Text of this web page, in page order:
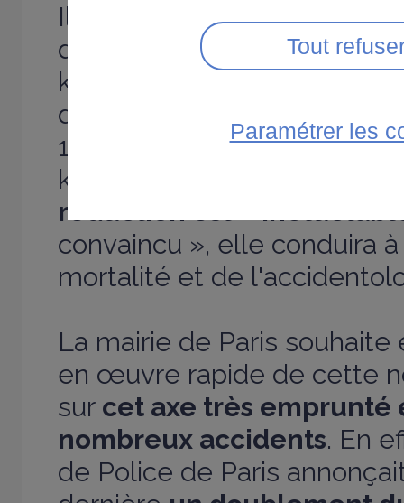
Il s'est prononcé en faveur
de la vitesse maximale de
km/h sur le périphérique
depuis plusieurs années
120 km/h sur les
km/h sur les routes
réduction est «
convaincu », elle conduira
mortalité et de
La mairie de Paris
en œuvre rapide de cette
sur cet axe très emprunté
nombreux accidents. En
de Police de Paris
Tout
Paramétrer les